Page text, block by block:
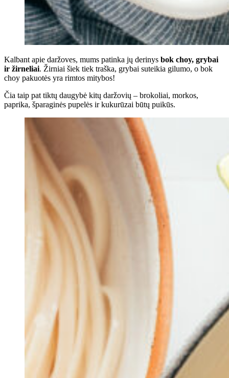
Kalbant apie daržoves, mums patinka jų derinys bok choy, grybai
ir žirneliai. Žirniai šiek tiek traška, grybai suteikia gilumo, o bok
choy pakuotės yra rimtos mitybos!
Čia taip pat tiktų daugybė kitų daržovių – brokoliai, morkos,
paprika, šparaginės pupelės ir kukurūzai būtų puikūs.